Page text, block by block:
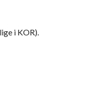
i KOR).